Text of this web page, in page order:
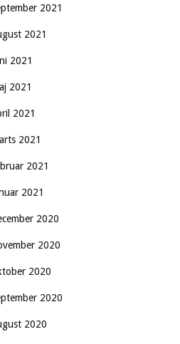
2021
2021
2021
2021
2021
2021
2021
2021
2020
2020
2020
2020
2020